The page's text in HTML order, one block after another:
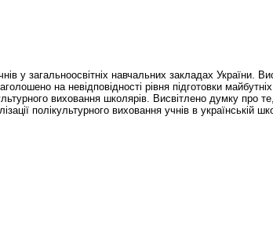
у загальноосвітніх навчальних закладах України.
на невідповідності рівня підготовки
виховання школярів. Висвітлено думку про
полікультурного виховання учнів в українській